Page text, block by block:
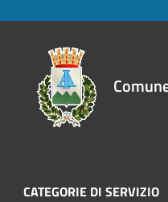
CATEGORIE DI SERVIZIO